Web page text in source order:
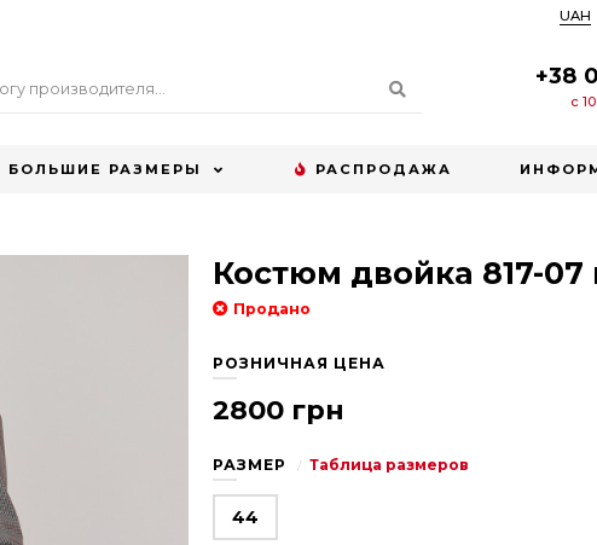
UAH
+38
с
БОЛЬШИЕ РАЗМЕРЫ РАСПРОДАЖА
Костюм двойка 817-07
Продано
РОЗНИЧНАЯ ЦЕНА
2800 грн
РАЗМЕР Таблица размеров
44